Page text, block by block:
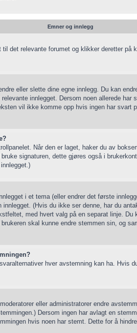
Emner og innlegg
det relevante forumet og klikker deretter
eller slette dine egne innlegg. Du kan
relevante innlegget. Dersom noen allerede
vil ikke komme opp hvis ingen har svart
Når den er laget, haker du av
signaturen, dette gjøres også i
i et tema (eller endrer det første
(Hvis du ikke ser denne, har du
med hvert valg på en separat linje.
skal kunne endre stemmen sin, og
hver avstemning kan ha. Hvis
eller administratorer endre
Dersom ingen har avlagt en
hvis noen har stemt. Dette for å